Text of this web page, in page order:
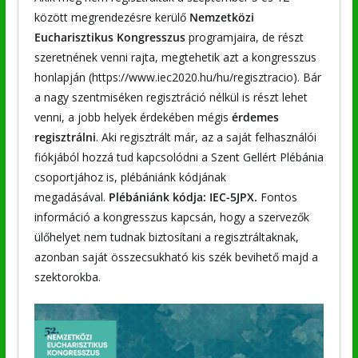
között megrendezésre kerülő Nemzetközi
Eucharisztikus Kongresszusprogramjaira, de részt
szeretnének venni rajta, megtehetik azt a kongresszus
honlapján (https://www.iec2020.hu/hu/regisztracio). Bár
a nagy szentmiséken regisztráció nélkül is részt lehet
venni, a jobb helyek érdekében mégis érdemes
regisztrálni. Aki regisztrált már, az a saját felhasználói
fiókjából hozzá tud kapcsolódni a Szent Gellért Plébánia
csoportjához is, plébániánk kódjának
megadásával. Plébániánk kódja: IEC-5JPX. Fontos
információ a kongresszus kapcsán, hogy a szervezők
ülőhelyet nem tudnak biztosítani a regisztráltaknak,
azonban saját összecsukható kis szék bevihető majd a
szektorokba.